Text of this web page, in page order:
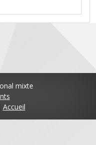
mixte
Accueil